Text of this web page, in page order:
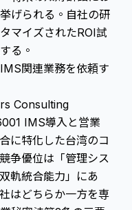
げられる。自社の研
マイズされたROI試
る。
関連業務を依頼す
Consulting
IMS導入と営業
に特化した台湾のコ
争優位は「管理シス
軌統合能力」にあ
はどちらか一方を専